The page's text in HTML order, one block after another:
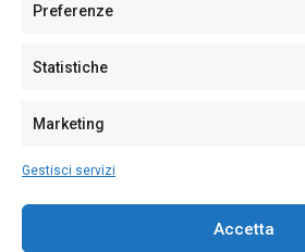
Preferenze
Statistiche
Marketing
Gestisci servizi
Accetta
Sede:Via Cristoforo Colombo 09013
Partita IVA02270380922
128/2020 del 10/02/2020
Per la Pubblicità: